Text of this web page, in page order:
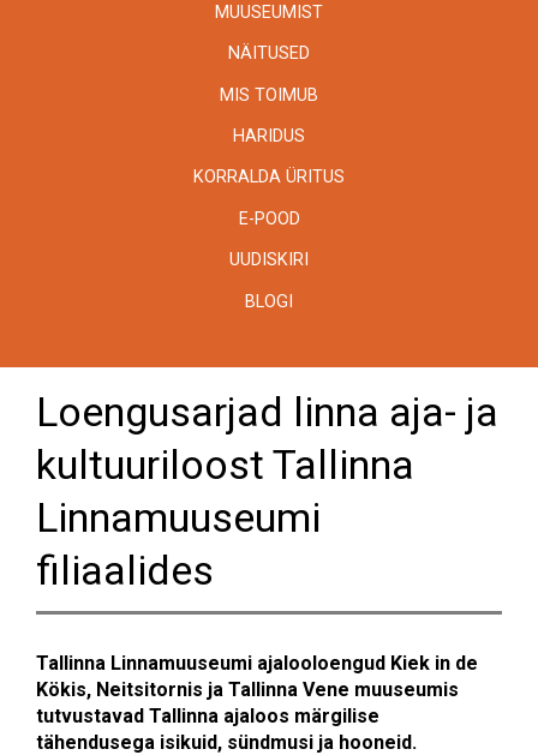
MUUSEUMIST
NÄITUSED
MIS TOIMUB
HARIDUS
KORRALDA ÜRITUS
E-POOD
UUDISKIRI
BLOGI
Loengusarjad linna aja- ja
kultuuriloost Tallinna
Linnamuuseumi
filiaalides
Tallinna Linnamuuseumi ajalooloengud Kiek in de
Kökis, Neitsitornis ja Tallinna Vene muuseumis
tutvustavad Tallinna ajaloos märgilise
tähendusega isikuid, sündmusi ja hooneid.